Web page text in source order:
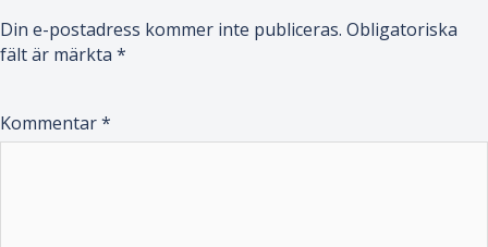
Din e-postadress kommer inte publiceras. Obligatoriska
fält är märkta *
Kommentar*